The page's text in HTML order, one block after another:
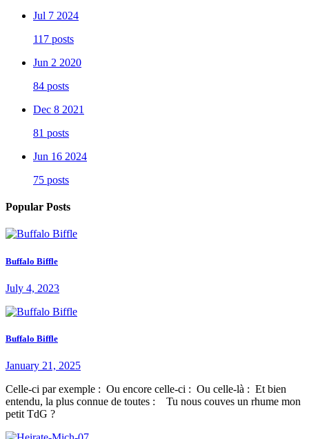
Jul 7 2024
117 posts
Jun 2 2020
84 posts
Dec 8 2021
81 posts
Jun 16 2024
75 posts
Popular Posts
Buffalo Biffle
July 4, 2023
Buffalo Biffle
January 21, 2025
Celle-ci par exemple : Ou encore celle-ci : Ou celle-là : Et bien
entendu, la plus connue de toutes : Tu nous couves un rhume mon
petit TdG ?